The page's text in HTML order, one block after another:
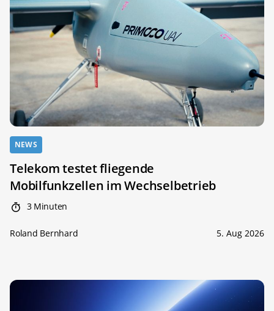
NEWS
Telekom testet fliegende
Mobilfunkzellen im Wechselbetrieb
3 Minuten
Roland Bernhard 5. Aug 2026